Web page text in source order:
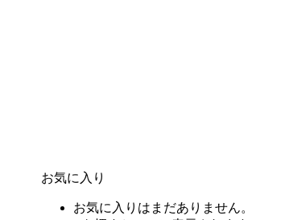
お気に入り
お気に入りはまだありません。